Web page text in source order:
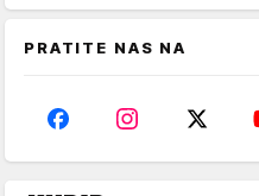
PRATITE NAS NA